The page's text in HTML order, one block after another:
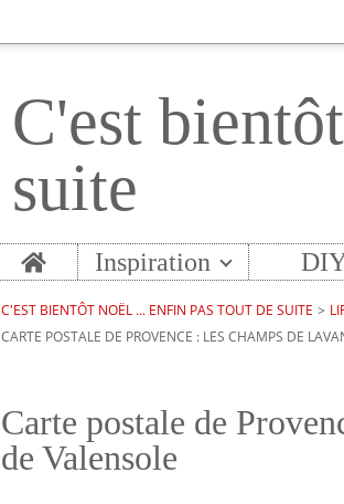
C'est
suite
Home Inspiration
C'EST BIENTÔT NOËL ... ENFIN PAS TOUT DE SUITE >
CARTE POSTALE DE PROVENCE : LES CHAMPS DE
Carte postale de
de Valensole